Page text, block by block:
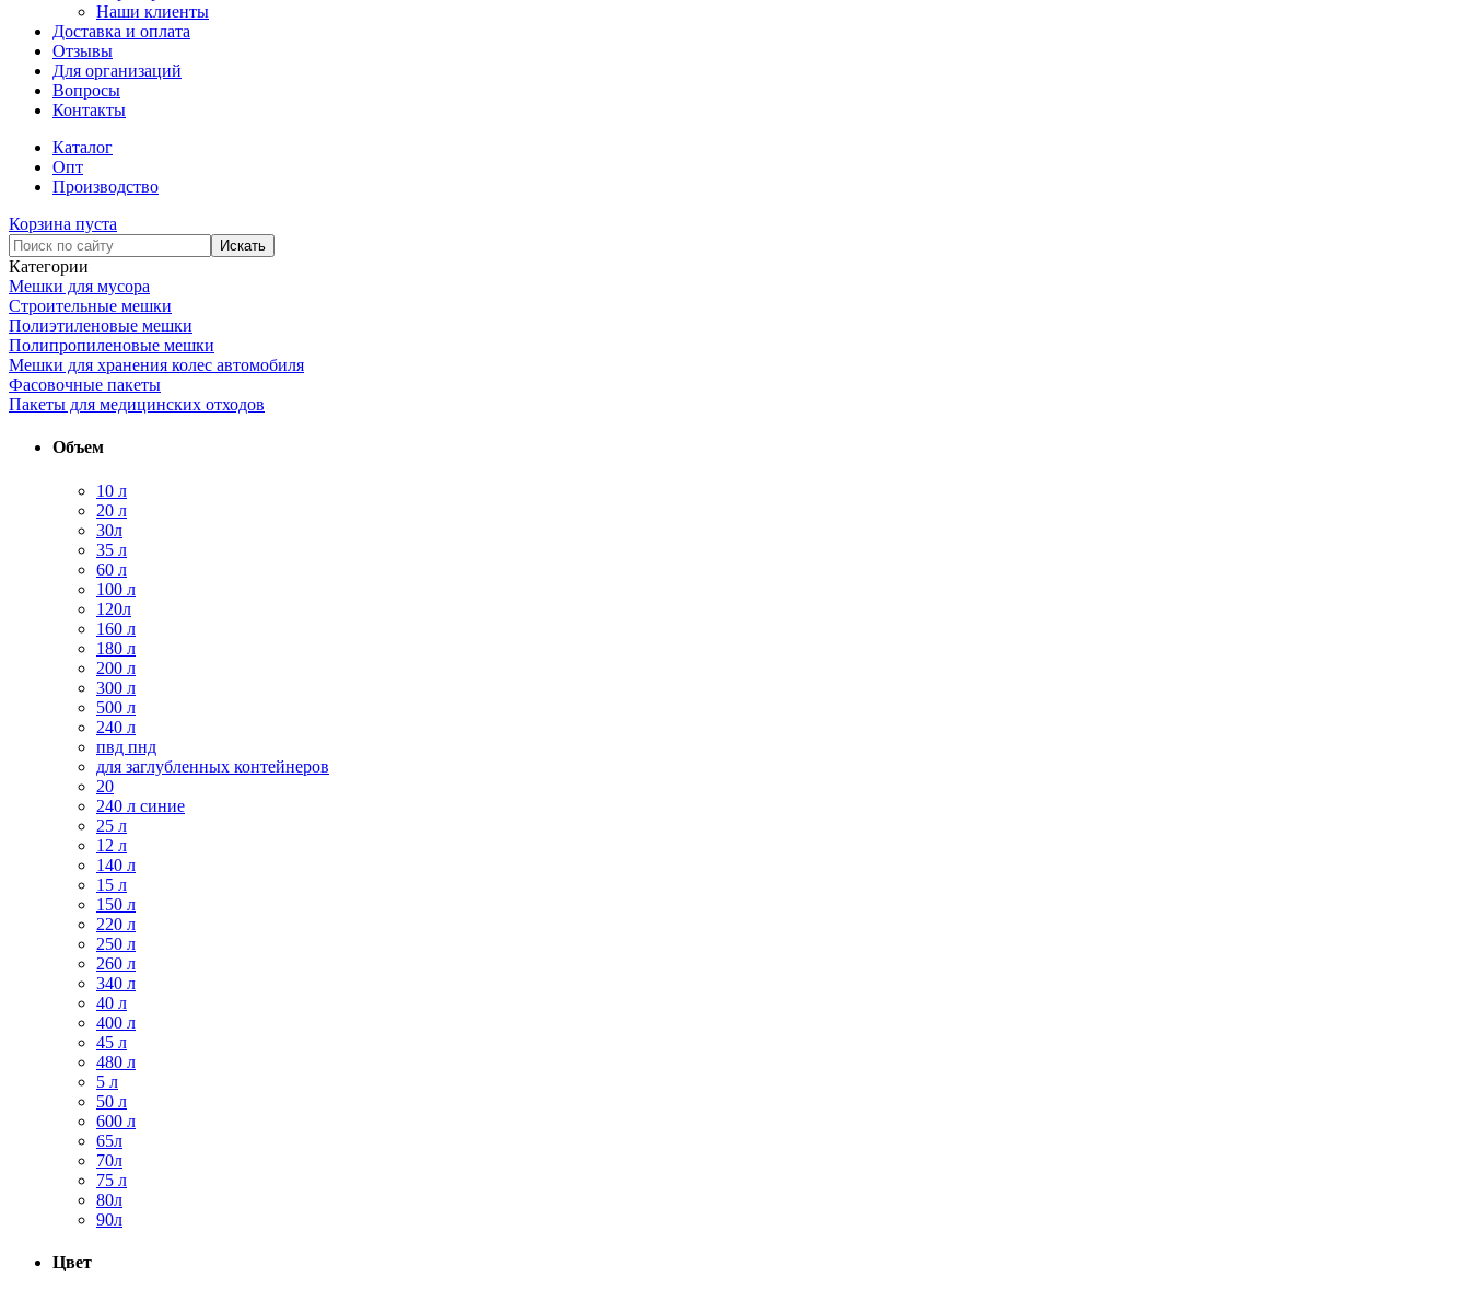
Наши клиенты
Доставка и оплата
Отзывы
Для организаций
Вопросы
Контакты
Каталог
Опт
Производство
Корзина пуста
Категории
Мешки для мусора
Строительные мешки
Полиэтиленовые мешки
Полипропиленовые мешки
Мешки для хранения колес автомобиля
Фасовочные пакеты
Пакеты для медицинских отходов
Объем
10 л
20 л
30л
35 л
60 л
100 л
120л
160 л
180 л
200 л
300 л
500 л
240 л
пвд пнд
для заглубленных контейнеров
20
240 л синие
25 л
12 л
140 л
15 л
150 л
220 л
250 л
260 л
340 л
40 л
400 л
45 л
480 л
5 л
50 л
600 л
65л
70л
75 л
80л
90л
Цвет